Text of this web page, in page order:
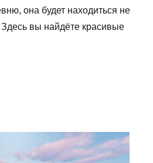
она будет находиться не
вы найдёте красивые